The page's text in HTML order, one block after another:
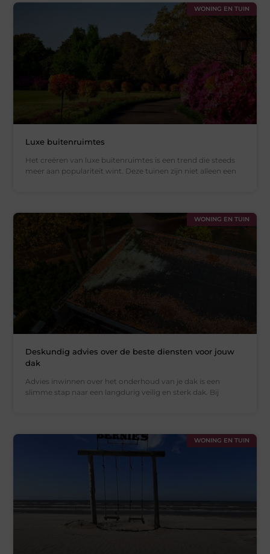
WONING EN TUIN
Luxe buitenruimtes
Het creëren van luxe buitenruimtes is een trend die steeds
meer aan populariteit wint. Deze tuinen zijn niet alleen een
WONING EN TUIN
Deskundig advies over de beste diensten voor jouw
dak
Advies inwinnen over het onderhoud van je dak is een
slimme stap naar een langdurig veilig en sterk dak. Bij
WONING EN TUIN